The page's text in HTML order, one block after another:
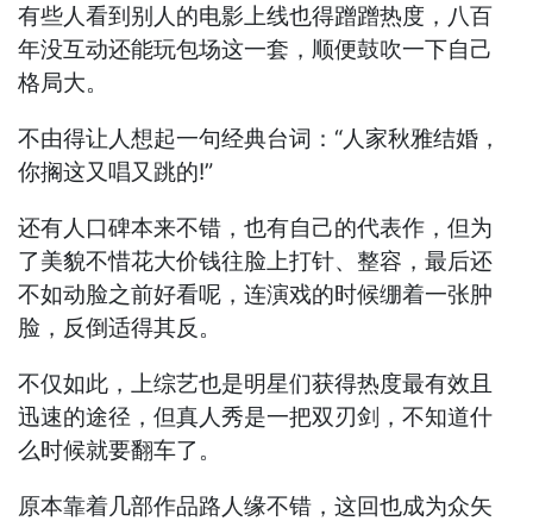
有些人看到别人的电影上线也得蹭蹭热度，八百
年没互动还能玩包场这一套，顺便鼓吹一下自己
格局大。
不由得让人想起一句经典台词：“人家秋雅结婚，
你搁这又唱又跳的!”
还有人口碑本来不错，也有自己的代表作，但为
了美貌不惜花大价钱往脸上打针、整容，最后还
不如动脸之前好看呢，连演戏的时候绷着一张肿
脸，反倒适得其反。
不仅如此，上综艺也是明星们获得热度最有效且
迅速的途径，但真人秀是一把双刃剑，不知道什
么时候就要翻车了。
原本靠着几部作品路人缘不错，这回也成为众矢